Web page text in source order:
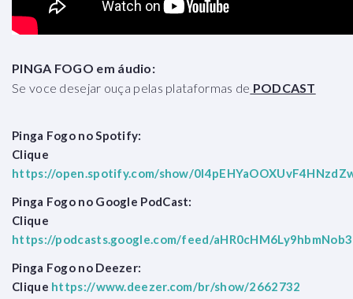
PINGA FOGO em áudio:
Se voce desejar ouça pelas plataformas de PODCAST
Pinga Fogo no Spotify:
Clique
https://open.spotify.com/show/
Pinga Fogo no Google PodCast:
Clique
https://podcasts.google.com/feed/
Pinga Fogo no Deezer:
Clique https://www.deezer.com/br/show/2662732